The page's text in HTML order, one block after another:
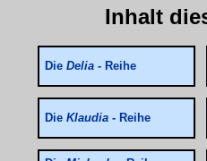
Inhalt
Die Delia - Reihe
Die Klaudia - Reihe